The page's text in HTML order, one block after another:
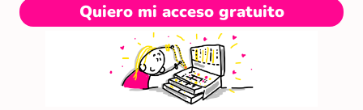
Quiero mi acceso gratuito